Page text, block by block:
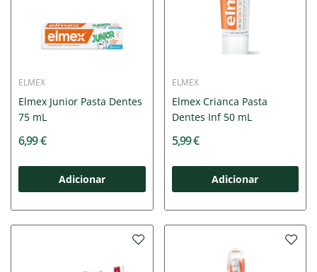
ELMEX
Elmex Junior Pasta Dentes
75 mL
6,99 €
Adicionar
ELMEX
Elmex Crianca Pasta
Dentes Inf 50 mL
5,99 €
Adicionar